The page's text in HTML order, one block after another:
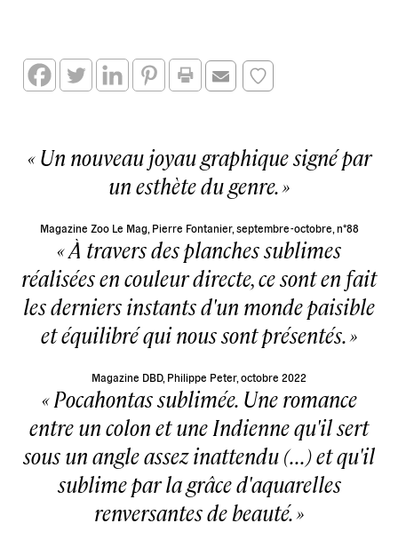
Un nouveau joyau graphique signé par
un esthète du genre.
Magazine Zoo Le Mag, Pierre Fontanier, septembre-octobre, n°88
À travers des planches sublimes
réalisées en couleur directe, ce sont en fait
les derniers instants d'un monde paisible
et équilibré qui nous sont présentés.
Magazine DBD, Philippe Peter, octobre 2022
Pocahontas sublimée. Une romance
entre un colon et une Indienne qu'il sert
sous un angle assez inattendu (...) et qu'il
sublime par la grâce d'aquarelles
renversantes de beauté.